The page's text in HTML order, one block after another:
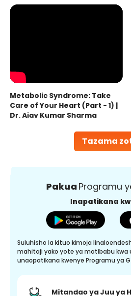
Tazama
Metabolic Syndrome: Take
Care of Your Heart (Part - 1) |
Dr. Ajay Kumar Sharma
Pakua Programu
Inapatikana
Suluhisho la kituo kimoja
mahitaji yako yote ya matibabu
unaopatikana kwenye Programu ya
Mitandao ya Juu ya